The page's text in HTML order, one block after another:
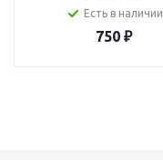
Есть в наличии
750 ₽